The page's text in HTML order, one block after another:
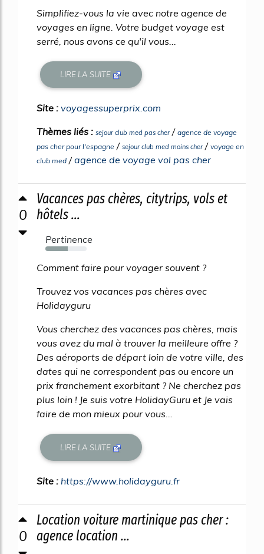
Simplifiez-vous la vie avec notre agence de
voyages en ligne. Votre budget voyage est
serré, nous avons ce qu'il vous...
LIRE LA SUITE
Site : voyagessuperprix.com
Thèmes liés : sejour club med pas cher / agence de voyage
pas cher pour l'espagne / sejour club med moins cher / voyage en
club med /agence de voyage vol pas cher
0
Vacances pas chères, citytrips, vols et
hôtels ...
Pertinence
54%
Comment faire pour voyager souvent ?
Trouvez vos vacances pas chères avec
Holidayguru
Vous cherchez des vacances pas chères, mais
vous avez du mal à trouver la meilleure offre ?
Des aéroports de départ loin de votre ville, des
dates qui ne correspondent pas ou encore un
prix franchement exorbitant ? Ne cherchez pas
plus loin ! Je suis votre HolidayGuru et Je vais
faire de mon mieux pour vous...
LIRE LA SUITE
Site : https://www.holidayguru.fr
0
Location voiture martinique pas cher :
agence location ...